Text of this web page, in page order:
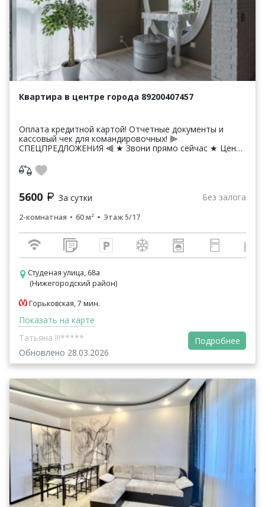
Квартира в центре города 89200407457
Оплата кредитной картой! Отчетные документы и
кассовый чек для командировочных! ⫸
СПЕЦПРЕДЛОЖЕНИЯ ⫷ ★ Звони прямо сейчас ★ Цены
до...
5600 За сутки Без залога
2-комнатная 60 м² Этаж 5/17
Студеная улица, 68а
(Нижегородский район)
Горьковская, 7 мин.
Показать на карте
Татьяна !!!*****
Обновлено 28.03.2026
Подробнее